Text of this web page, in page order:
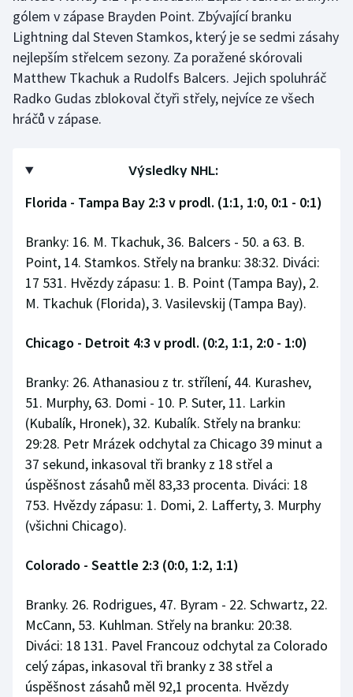
gólem v zápase Brayden Point. Zbývající branku
Lightning dal Steven Stamkos, který je se sedmi zásahy
nejlepším střelcem sezony. Za poražené skórovali
Matthew Tkachuk a Rudolfs Balcers. Jejich spoluhráč
Radko Gudas zblokoval čtyři střely, nejvíce ze všech
hráčů v zápase.
Výsledky NHL:
Florida - Tampa Bay 2:3 v prodl. (1:1, 1:0, 0:1 - 0:1)
Branky: 16. M. Tkachuk, 36. Balcers - 50. a 63. B.
Point, 14. Stamkos. Střely na branku: 38:32. Diváci:
17 531. Hvězdy zápasu: 1. B. Point (Tampa Bay), 2.
M. Tkachuk (Florida), 3. Vasilevskij (Tampa Bay).
Chicago - Detroit 4:3 v prodl. (0:2, 1:1, 2:0 - 1:0)
Branky: 26. Athanasiou z tr. střílení, 44. Kurashev,
51. Murphy, 63. Domi - 10. P. Suter, 11. Larkin
(Kubalík, Hronek), 32. Kubalík. Střely na branku:
29:28. Petr Mrázek odchytal za Chicago 39 minut a
37 sekund, inkasoval tři branky z 18 střel a
úspěšnost zásahů měl 83,33 procenta. Diváci: 18
753. Hvězdy zápasu: 1. Domi, 2. Lafferty, 3. Murphy
(všichni Chicago).
Colorado - Seattle 2:3 (0:0, 1:2, 1:1)
Branky. 26. Rodrigues, 47. Byram - 22. Schwartz, 22.
McCann, 53. Kuhlman. Střely na branku: 20:38.
Diváci: 18 131. Pavel Francouz odchytal za Colorado
celý zápas, inkasoval tři branky z 38 střel a
úspěšnost zásahů měl 92,1 procenta. Hvězdy